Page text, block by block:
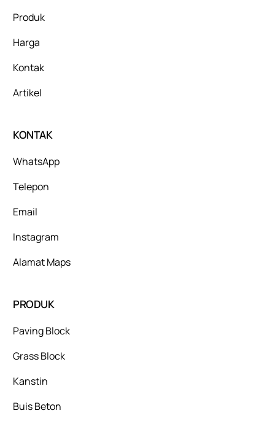
Produk
Harga
Kontak
Artikel
KONTAK
WhatsApp
Telepon
Email
Instagram
Alamat Maps
PRODUK
Paving Block
Grass Block
Kanstin
Buis Beton